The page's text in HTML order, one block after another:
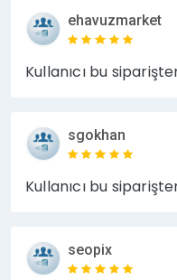
ehavuzmarket
Kullanıcı bu
sgokhan
Kullanıcı bu
seopix